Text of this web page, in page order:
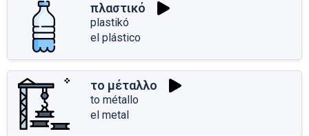
πλαστικό
plastikó
el plástico
το μέταλλο
to métallo
el metal